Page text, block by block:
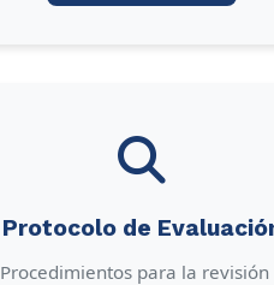
Protocolo de
Procedimientos para la revisión